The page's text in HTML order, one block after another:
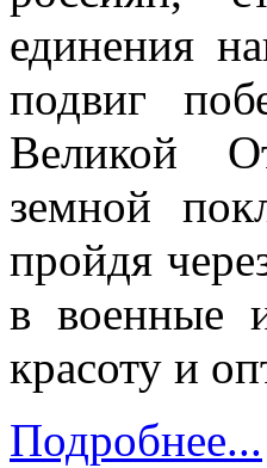
единения
подвиг
Великой
земной
пройдя
в военные
красоту и
Подробнее...